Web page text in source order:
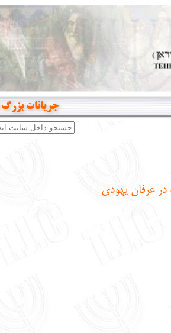
جریانات
در عرفان یهودی